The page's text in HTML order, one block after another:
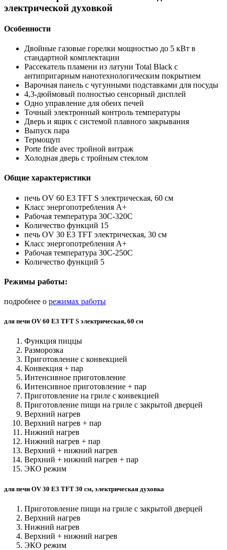
электрической духовкой
Особенности
Двойные газовые горелки мощностью до 5 кВт в
стандартной комплектации
Рассекатель пламени из латуни Total Black с
антипригарным нанотехнологическим покрытием
Варочная панель с чугунными подставками для посуды
4,3-дюймовый полностью сенсорный дисплей
Одно управление для обеих печей
Точный электронный контроль температуры
Дверь и ящик с системой плавного закрывания
Выпуск пара
Термощуп
Porte fride avec тройной витраж
Холодная дверь с тройным стеклом
Общие характеристики
печь OV 60 E3 TFT S электрическая, 60 см
Класс энергопотребления А+
Рабочая температура 30C-320C
Количество функций 15
печь OV 30 E3 TFT электрическая, 30 см
Класс энергопотребления А+
Рабочая температура 30C-250C
Количество функций 5
Режимы работы:
подробнее о режимах работы
для печи OV 60 E3 TFT S электрическая, 60 см
Функция пиццы
Разморозка
Приготовление с конвекцией
Конвекция + пар
Интенсивное приготовление
Интенсивное приготовление + пар
Приготовление на гриле с конвекцией
Приготовление пищи на гриле с закрытой дверцей
Верхний нагрев
Верхний нагрев + пар
Нижний нагрев
Нижний нагрев + пар
Верхний + нижний нагрев
Верхний + нижний нагрев + пар
ЭКО режим
для печи OV 30 E3 TFT 30 см, электрическая духовка
Приготовление пищи на гриле с закрытой дверцей
Верхний нагрев
Нижний нагрев
Верхний + нижний нагрев
ЭКО режим